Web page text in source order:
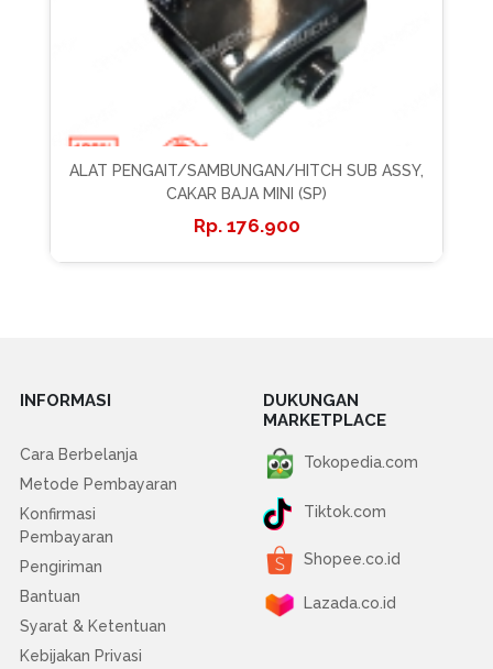
ALAT PENGAIT/SAMBUNGAN/HITCH SUB ASSY,
CAKAR BAJA MINI (SP)
176.900
INFORMASI
Cara Berbelanja
Metode Pembayaran
Konfirmasi
Pembayaran
Pengiriman
Bantuan
Syarat & Ketentuan
Kebijakan Privasi
DUKUNGAN
MARKETPLACE
Tokopedia.com
Tiktok.com
Shopee.co.id
Lazada.co.id